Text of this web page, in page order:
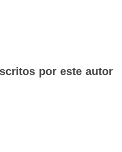
por este autor